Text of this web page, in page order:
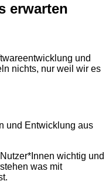
erwarten
und
nichts, nur weil wir es
und Entwicklung aus
wichtig und
was mit